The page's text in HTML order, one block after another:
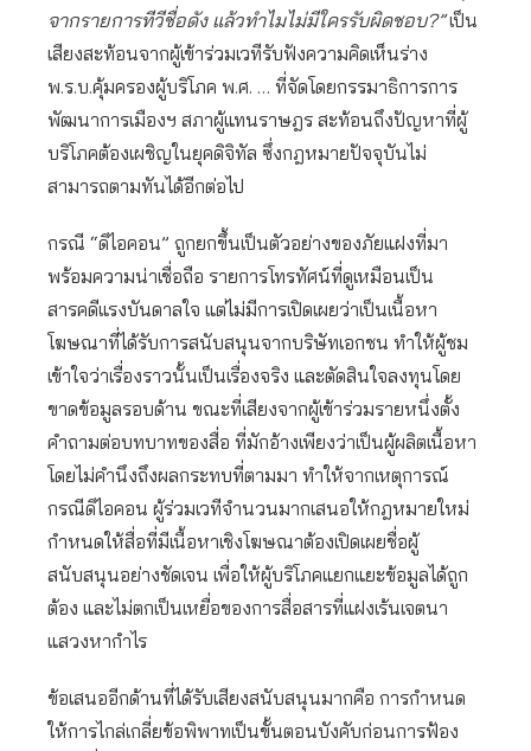
จากรายการทีวีชื่อดัง แล้วทำไมไม่มีใครรับผิดชอบ?”เป็น
เสียงสะท้อนจากผู้เข้าร่วมเวทีรับฟังความคิดเห็นร่าง
พ.ร.บ.คุ้มครองผู้บริโภค พ.ศ. … ที่จัดโดยกรรมาธิการการ
พัฒนาการเมืองฯ สภาผู้แทนราษฎร สะท้อนถึงปัญหาที่ผู้
บริโภคต้องเผชิญในยุคดิจิทัล ซึ่งกฎหมายปัจจุบันไม่
สามารถตามทันได้อีกต่อไป
กรณี “ดิไอคอน” ถูกยกขึ้นเป็นตัวอย่างของภัยแฝงที่มา
พร้อมความน่าเชื่อถือ รายการโทรทัศน์ที่ดูเหมือนเป็น
สารคดีแรงบันดาลใจ แต่ไม่มีการเปิดเผยว่าเป็นเนื้อหา
โฆษณาที่ได้รับการสนับสนุนจากบริษัทเอกชน ทำให้ผู้ชม
เข้าใจว่าเรื่องราวนั้นเป็นเรื่องจริง และตัดสินใจลงทุนโดย
ขาดข้อมูลรอบด้าน ขณะที่เสียงจากผู้เข้าร่วมรายหนึ่งตั้ง
คำถามต่อบทบาทของสื่อ ที่มักอ้างเพียงว่าเป็นผู้ผลิตเนื้อหา
โดยไม่คำนึงถึงผลกระทบที่ตามมา ทำให้จากเหตุการณ์
กรณีดิไอคอน ผู้ร่วมเวทีจำนวนมากเสนอให้กฎหมายใหม่
กำหนดให้สื่อที่มีเนื้อหาเชิงโฆษณาต้องเปิดเผยชื่อผู้
สนับสนุนอย่างชัดเจน เพื่อให้ผู้บริโภคแยกแยะข้อมูลได้ถูก
ต้อง และไม่ตกเป็นเหยื่อของการสื่อสารที่แฝงเร้นเจตนา
แสวงหากำไร
ข้อเสนออีกด้านที่ได้รับเสียงสนับสนุนมากคือ การกำหนด
ให้การไกล่เกลี่ยข้อพิพาทเป็นขั้นตอนบังคับก่อนการฟ้อง